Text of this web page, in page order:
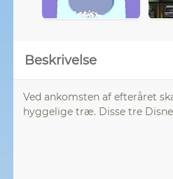
Beskrivelse
Ved ankomsten af ​​efteråret
hyggelige træ. Disse tre